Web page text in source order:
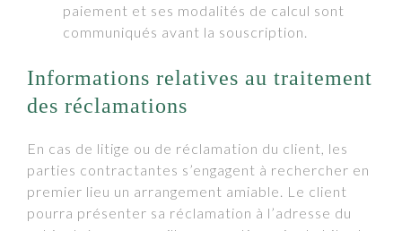
paiement et ses modalités de calcul sont
communiqués avant la souscription.
Informations relatives au traitement
des réclamations
En cas de litige ou de réclamation du client, les
parties contractantes s’engagent à rechercher en
premier lieu un arrangement amiable. Le client
pourra présenter sa réclamation à l’adresse du